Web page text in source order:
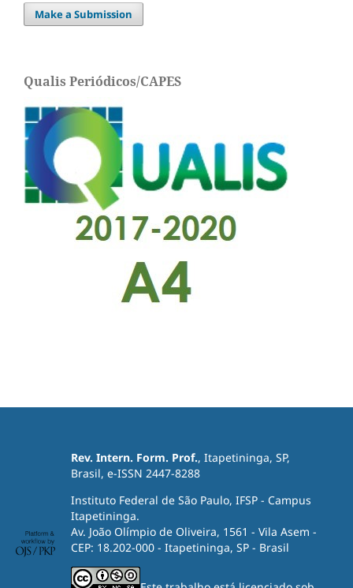
Make a Submission
Qualis Periódicos/CAPES
Rev. Intern. Form. Prof., Itapetininga, SP,
Brasil, e-ISSN 2447-8288
Instituto Federal de São Paulo, IFSP - Campus
Itapetininga.
Av. João Olímpio de Oliveira, 1561 - Vila Asem -
CEP: 18.202-000 - Itapetininga, SP - Brasil